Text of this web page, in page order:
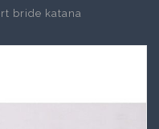
bride katana